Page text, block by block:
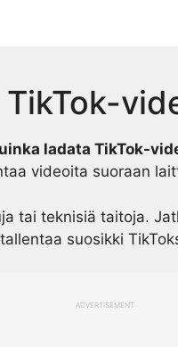
ladata TikTok-
videoita suoraan
tai teknisiä taitoja.
suosikki
ADVERTISEMENT